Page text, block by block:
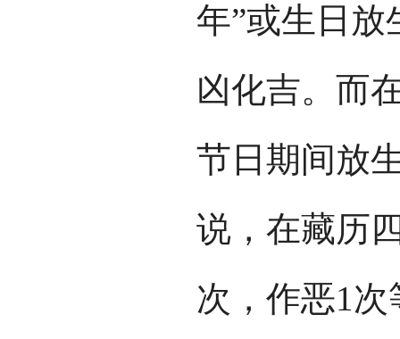
年”或生日
凶化吉。而
节日期间放
说，在藏历
次，作恶1